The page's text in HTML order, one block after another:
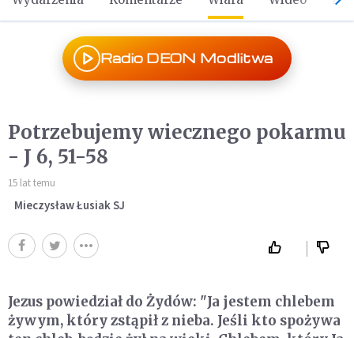
Radio DEON Modlitwa
Potrzebujemy wiecznego pokarmu
- J 6, 51-58
15 lat temu
Mieczysław Łusiak SJ
Jezus powiedział do Żydów: "Ja jestem chlebem
żywym, który zstąpił z nieba. Jeśli kto spożywa